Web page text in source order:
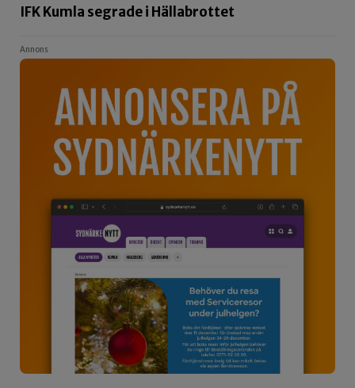
IFK Kumla segrade i Hällabrottet
Annons